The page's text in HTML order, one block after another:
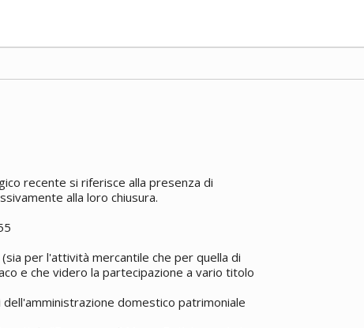
recente si riferisce alla presenza di
alla loro chiusura.
per l'attività mercantile che per quella di
e che videro la partecipazione a vario titolo
domestico patrimoniale